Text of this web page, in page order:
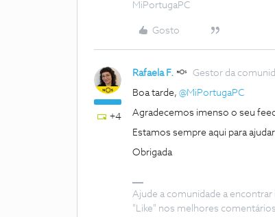
MiPortugaPC
Gosto
+4
Rafaela F. Gestor da
Boa tarde, ​ @MiPortugaPC
Agradecemos imenso o seu
Estamos sempre aqui para
Obrigada
Ajude a comunidade a
"Like" nos melhores